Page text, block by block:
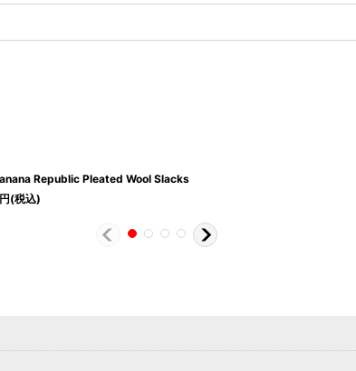
Republic Pleated Wool Slacks
(税込)